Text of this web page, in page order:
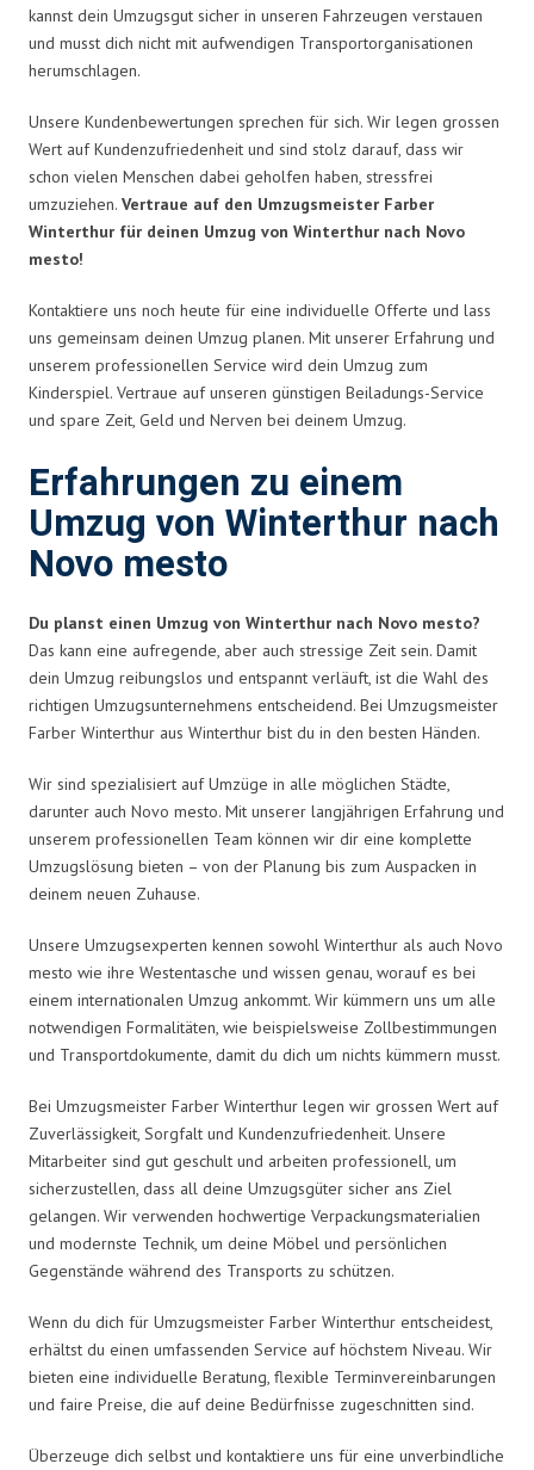
kannst dein Umzugsgut sicher in unseren Fahrzeugen verstauen
und musst dich nicht mit aufwendigen Transportorganisationen
herumschlagen.
Unsere Kundenbewertungen sprechen für sich. Wir legen grossen
Wert auf Kundenzufriedenheit und sind stolz darauf, dass wir
schon vielen Menschen dabei geholfen haben, stressfrei
umzuziehen. Vertraue auf den Umzugsmeister Farber
Winterthur für deinen Umzug von Winterthur nach Novo
mesto!
Kontaktiere uns noch heute für eine individuelle Offerte und lass
uns gemeinsam deinen Umzug planen. Mit unserer Erfahrung und
unserem professionellen Service wird dein Umzug zum
Kinderspiel. Vertraue auf unseren günstigen Beiladungs-Service
und spare Zeit, Geld und Nerven bei deinem Umzug.
Erfahrungen zu einem
Umzug von Winterthur nach
Novo mesto
Du planst einen Umzug von Winterthur nach Novo mesto?
Das kann eine aufregende, aber auch stressige Zeit sein. Damit
dein Umzug reibungslos und entspannt verläuft, ist die Wahl des
richtigen Umzugsunternehmens entscheidend. Bei Umzugsmeister
Farber Winterthur aus Winterthur bist du in den besten Händen.
Wir sind spezialisiert auf Umzüge in alle möglichen Städte,
darunter auch Novo mesto. Mit unserer langjährigen Erfahrung und
unserem professionellen Team können wir dir eine komplette
Umzugslösung bieten – von der Planung bis zum Auspacken in
deinem neuen Zuhause.
Unsere Umzugsexperten kennen sowohl Winterthur als auch Novo
mesto wie ihre Westentasche und wissen genau, worauf es bei
einem internationalen Umzug ankommt. Wir kümmern uns um alle
notwendigen Formalitäten, wie beispielsweise Zollbestimmungen
und Transportdokumente, damit du dich um nichts kümmern musst.
Bei Umzugsmeister Farber Winterthur legen wir grossen Wert auf
Zuverlässigkeit, Sorgfalt und Kundenzufriedenheit. Unsere
Mitarbeiter sind gut geschult und arbeiten professionell, um
sicherzustellen, dass all deine Umzugsgüter sicher ans Ziel
gelangen. Wir verwenden hochwertige Verpackungsmaterialien
und modernste Technik, um deine Möbel und persönlichen
Gegenstände während des Transports zu schützen.
Wenn du dich für Umzugsmeister Farber Winterthur entscheidest,
erhältst du einen umfassenden Service auf höchstem Niveau. Wir
bieten eine individuelle Beratung, flexible Terminvereinbarungen
und faire Preise, die auf deine Bedürfnisse zugeschnitten sind.
Überzeuge dich selbst und kontaktiere uns für eine unverbindliche